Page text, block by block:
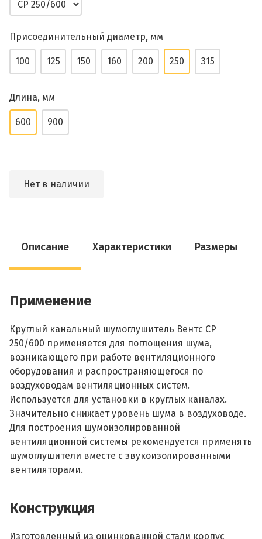
Присоединительный диаметр, мм
100 125 150 160 200 250 315
Длина, мм
600 900
Нет в наличии
Описание Характеристики Размеры
Применение
Круглый канальный шумоглушитель Вентс СР
250/600 применяется для поглощения шума,
возникающего при работе вентиляционного
оборудования и распространяющегося по
воздуховодам вентиляционных систем.
Используется для установки в круглых каналах.
Значительно снижает уровень шума в воздуховоде.
Для построения шумоизолированной
вентиляционной системы рекомендуется применять
шумоглушители вместе с звукоизолированными
вентиляторами.
Конструкция
Изготовленный из оцинкованной стали корпус